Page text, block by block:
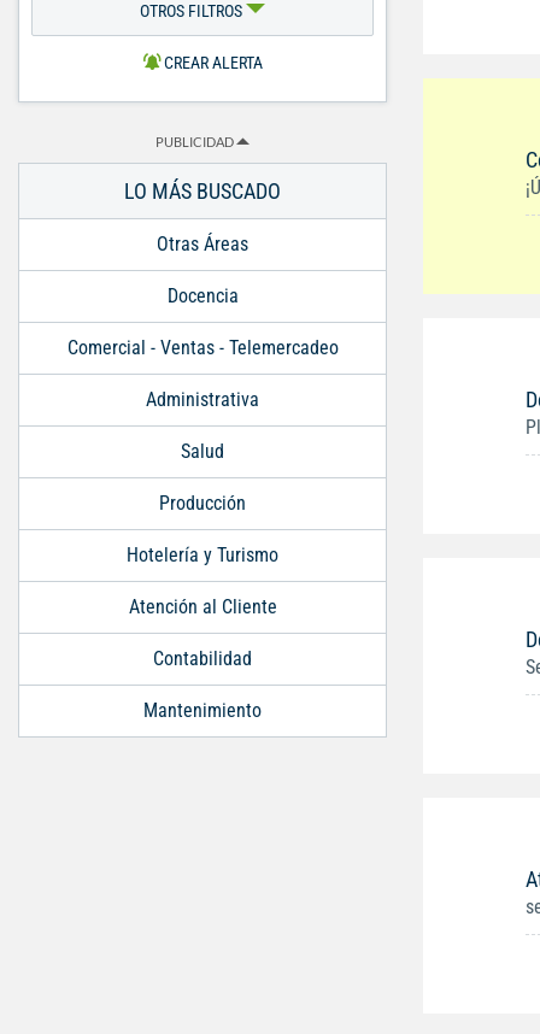
OTROS FILTROS
CREAR ALERTA
PUBLICIDAD
LO MÁS BUSCADO
Otras Áreas
Docencia
Comercial - Ventas - Telemercadeo
Administrativa
Salud
Producción
Hotelería y Turismo
Atención al Cliente
Contabilidad
Mantenimiento